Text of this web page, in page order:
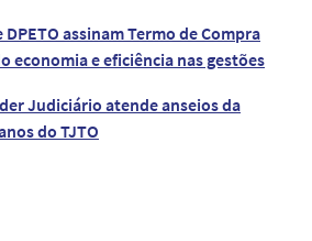
DPETO assinam Termo de Compra
economia e eficiência nas gestões
Judiciário atende anseios da
do TJTO